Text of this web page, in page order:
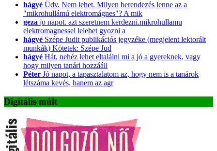
hágyé Üdv. Nem lehet. Milyen berendezés lenne az a
"mikrohullámú elektromágnes"? A mik
geza jo napot. azt szeretnem kerdezni.mikrohullamu
elektromagnessel lelehet gyozni a
hágyé Szépe Judit publikációs jegyzéke (megjelent lektorált
munkák) Kötetek: Szépe Jud
hágyé Hát, nehéz lehet eltalálni mi a jó a gyereknek, vagy
hogy milyen tanári hozzááll
Péter Jó napot, a tapasztalatom az, hogy nem is a tanárok
létszáma kevés, hanem az agr
Digitális múlt